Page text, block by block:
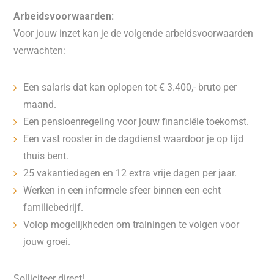
Arbeidsvoorwaarden:
Voor jouw inzet kan je de volgende arbeidsvoorwaarden
verwachten:
Een salaris dat kan oplopen tot € 3.400,- bruto per
maand.
Een pensioenregeling voor jouw financiële toekomst.
Een vast rooster in de dagdienst waardoor je op tijd
thuis bent.
25 vakantiedagen en 12 extra vrije dagen per jaar.
Werken in een informele sfeer binnen een echt
familiebedrijf.
Volop mogelijkheden om trainingen te volgen voor
jouw groei.